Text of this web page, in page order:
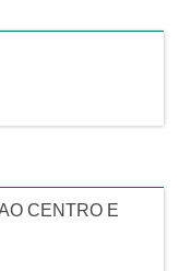
CENTRO E